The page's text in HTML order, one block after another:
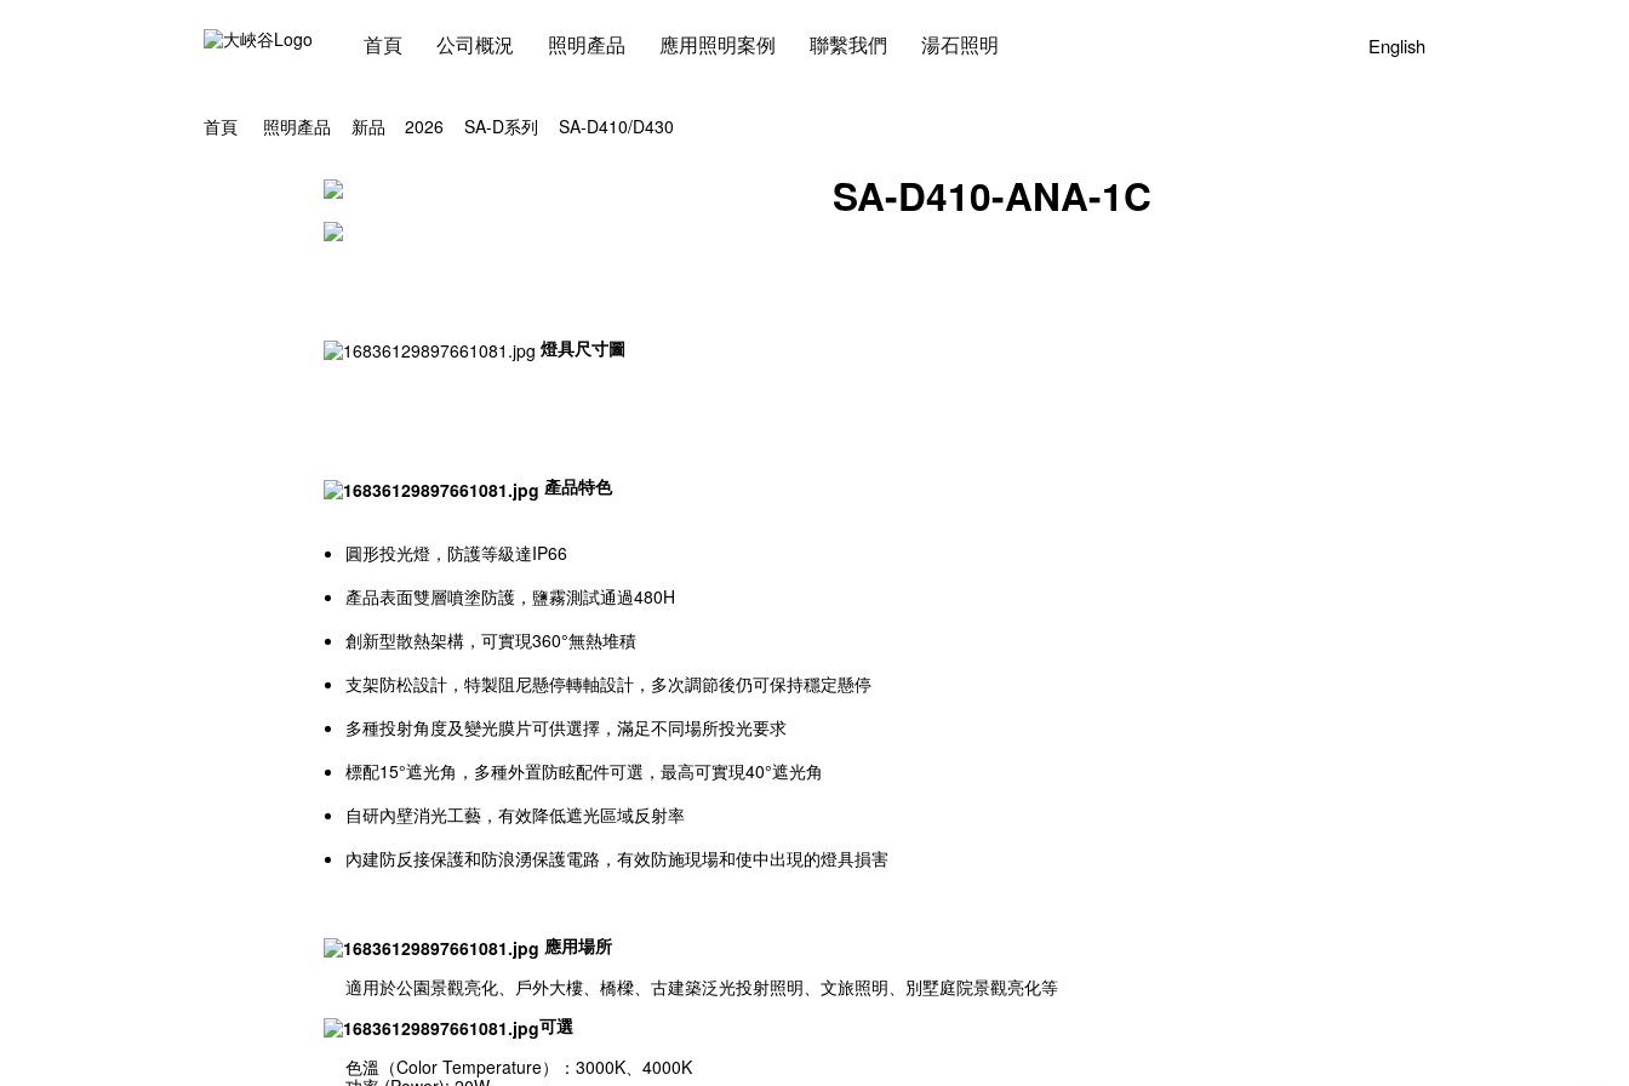
首頁 公司概況 照明產品 應用照明案例 聯繫我們 湯石照明 English
首頁 照明產品 新品 2026 SA-D系列 SA-D410/D430
SA-D410-ANA-1C
燈具尺寸圖
產品特色
圓形投光燈，防護等級達IP66
產品表面雙層噴塗防護，鹽霧測試通過480H
創新型散熱架構，可實現360°無熱堆積
支架防松設計，特製阻尼懸停轉軸設計，多次調節後仍可保持穩定懸停
多種投射角度及變光膜片可供選擇，滿足不同場所投光要求
標配15°遮光角，多種外置防眩配件可選，最高可實現40°遮光角
自研內壁消光工藝，有效降低遮光區域反射率
內建防反接保護和防浪湧保護電路，有效防施現場和使中出現的燈具損害
應用場所
適用於公園景觀亮化、戶外大樓、橋樑、古建築泛光投射照明、文旅照明、別墅庭院景觀亮化等
可選
色溫（Color Temperature）：3000K、4000K